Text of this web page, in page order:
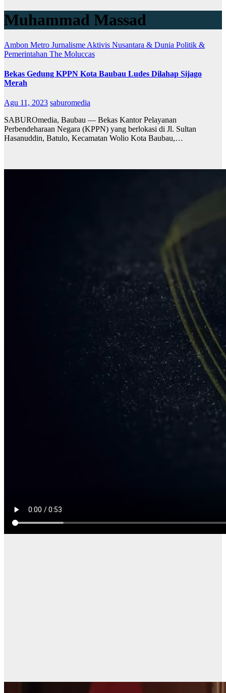
Muhammad Massad
Ambon Metro Jurnalisme Aktivis Nusantara & Dunia Politik &
Pemerintahan The Moluccas
Bekas Gedung KPPN Kota Baubau Ludes Dilahap Sijago
Merah
Agu 11, 2023 saburomedia
SABUROmedia, Baubau — Bekas Kantor Pelayanan
Perbendeharaan Negara (KPPN) yang berlokasi di Jl. Sultan
Hasanuddin, Batulo, Kecamatan Wolio Kota Baubau,…